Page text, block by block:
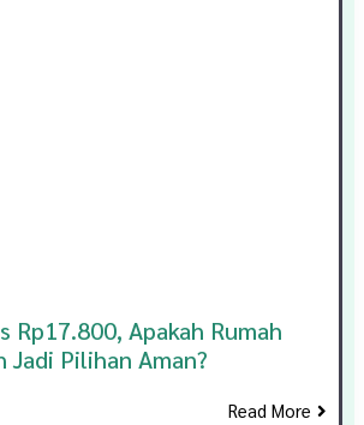
Rp17.800, Apakah Rumah
Jadi Pilihan Aman?
Read More